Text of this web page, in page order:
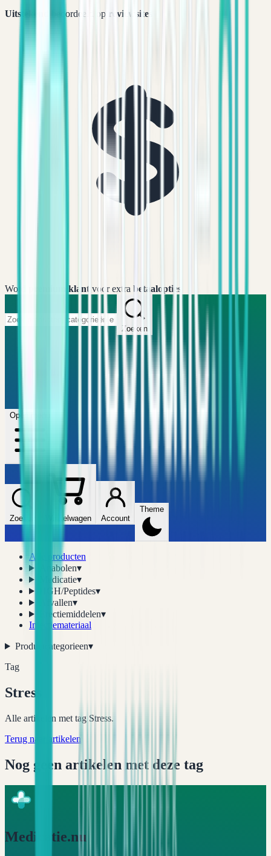
Uitstekend beoordeeld op reviewsites
Word premium klant voor extra betaalopties
Zoeken
Open menu
Zoeken Winkelwagen Account
Theme
Alle producten
Anabolen▾
Medicatie▾
HGH/Peptides▾
Afvallen▾
Erectiemiddelen▾
Injectiemateriaal
Productcategorieen▾
Tag
Stress
Alle artikelen met tag Stress.
Terug naar artikelen
Nog geen artikelen met deze tag
Medicatie.nu